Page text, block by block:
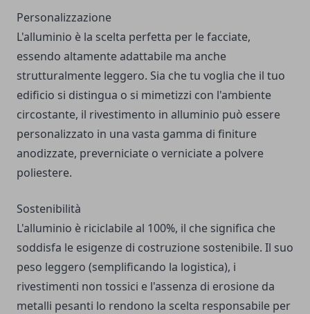
Personalizzazione
L'alluminio è la scelta perfetta per le facciate,
essendo altamente adattabile ma anche
strutturalmente leggero. Sia che tu voglia che il tuo
edificio si distingua o si mimetizzi con l'ambiente
circostante, il rivestimento in alluminio può essere
personalizzato in una vasta gamma di finiture
anodizzate, preverniciate o verniciate a polvere
poliestere.
Sostenibilità
L'alluminio è riciclabile al 100%, il che significa che
soddisfa le esigenze di costruzione sostenibile. Il suo
peso leggero (semplificando la logistica), i
rivestimenti non tossici e l'assenza di erosione da
metalli pesanti lo rendono la scelta responsabile per